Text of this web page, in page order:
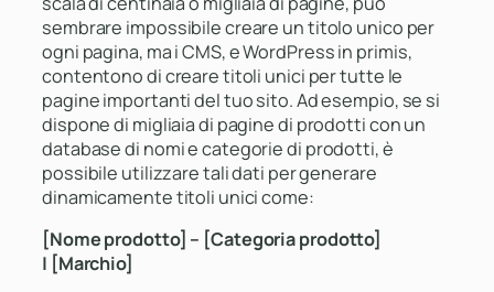
sembrare impossibile creare un titolo unico per
ogni pagina, ma i CMS, e WordPress in primis,
contentono di creare titoli unici per tutte le
pagine importanti del tuo sito. Ad esempio, se si
dispone di migliaia di pagine di prodotti con un
database di nomi e categorie di prodotti, è
possibile utilizzare tali dati per generare
dinamicamente titoli unici come:
[Nome prodotto] – [Categoria prodotto]
| [Marchio]